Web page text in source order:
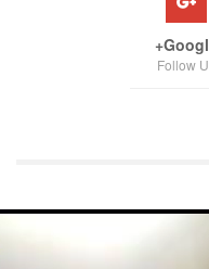
۔ ایسا لگتا ہے کہ اس بار بھی
کو ہزیمت کا سامنا کرنا پڑا
متحدہ محاذ کا
Follow